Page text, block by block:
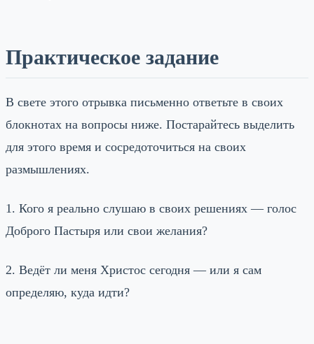
Практическое задание
В свете этого отрывка письменно ответьте в своих
блокнотах на вопросы ниже. Постарайтесь выделить
для этого время и сосредоточиться на своих
размышлениях.
1. Кого я реально слушаю в своих решениях — голос
Доброго Пастыря или свои желания?
2. Ведёт ли меня Христос сегодня — или я сам
определяю, куда идти?